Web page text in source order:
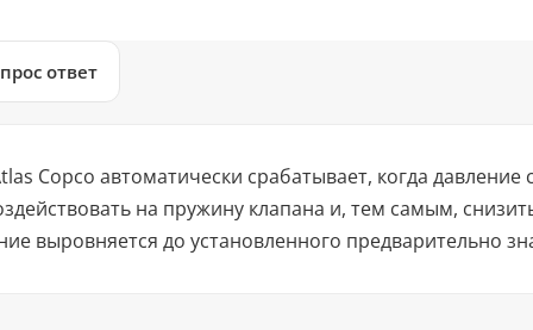
ответ
Copco автоматически срабатывает, когда
на пружину клапана и, тем самым,
выровняется до установленного предварительно